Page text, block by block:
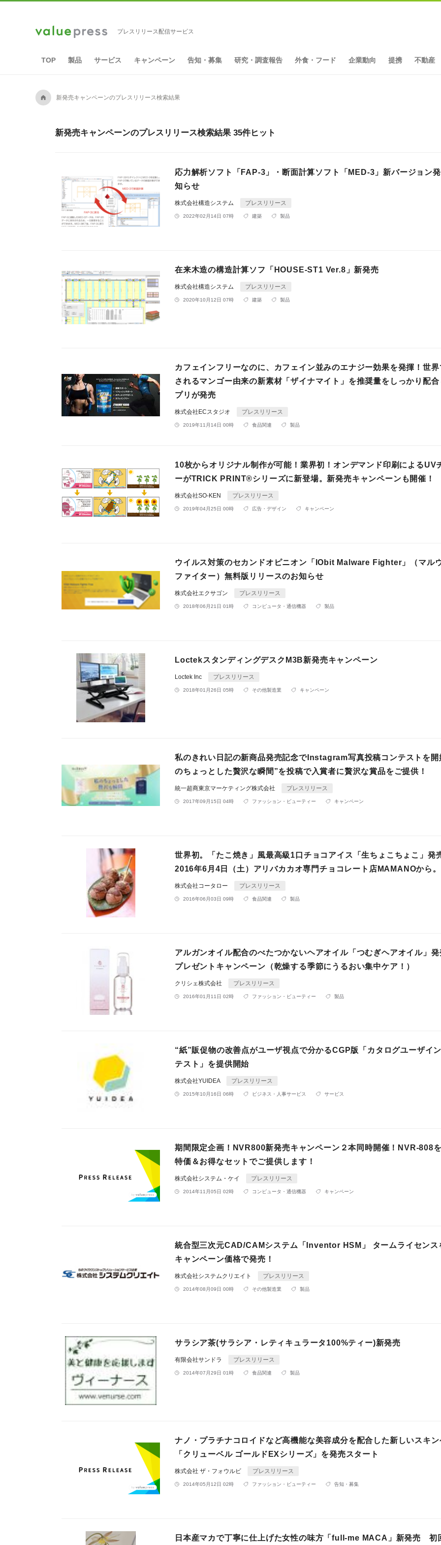
プレスリリース配信サービス
TOP 製品 サービス キャンペーン 告知・募集 研究・調査報告 外食・フード 企業動向 提携 不動産
A 新発売キャンペーンのプレスリリース検索結果
新発売キャンペーンのプレスリリース検索結果 35件ヒット
応力解析ソフト「FAP-3」・断面計算ソフト「MED-3」新バージョン
知らせ
株式会社構造システム プレスリリース
2022年02月14日 07時 建築 製品
在来木造の構造計算ソフ「HOUSE-ST1 Ver.8」新発売
株式会社構造システム プレスリリース
2020年10月12日 07時 建築 製品
カフェインフリーなのに、カフェイン並みのエナジー効果を発揮！世界
されるマンゴー由来の新素材「ザイナマイト」を推奨量をしっかり配合
プリが発売
株式会社ECスタジオ プレスリリース
2019年11月14日 00時 食品関連 製品
10枚からオリジナル制作が可能！業界初！オンデマンド印刷によるUV
ーがTRICK PRINT®シリーズに新登場。新発売キャンペーンも開催！
株式会社SO-KEN プレスリリース
2019年04月25日 00時 広告・デザイン キャンペーン
ウイルス対策のセカンドオピニオン「IObit Malware Fighter」（マル
ファイター）無料版リリースのお知らせ
株式会社エクサゴン プレスリリース
2018年06月21日 01時 コンピュータ・通信機器 製品
LoctekスタンディングデスクM3B新発売キャンペーン
Loctek Inc プレスリリース
2018年01月26日 05時 その他製造業 キャンペーン
私のきれい日記の新商品発売記念でInstagram写真投稿コンテストを開
のちょっとした贅沢な瞬間”を投稿で入賞者に贅沢な賞品をご提供！
統一超商東京マーケティング株式会社 プレスリリース
2017年09月15日 04時 ファッション・ビューティー キャンペーン
世界初。「たこ焼き」風最高級1口チョコアイス「生ちょこちょこ」発
2016年6月4日（土）アリバカカオ専門チョコレート店MAMANOから。
株式会社コータロー プレスリリース
2016年06月03日 09時 食品関連 製品
アルガンオイル配合のべたつかないヘアオイル「つむぎヘアオイル」発
プレゼントキャンペーン（乾燥する季節にうるおい集中ケア！）
クリシェ株式会社 プレスリリース
2016年01月11日 02時 ファッション・ビューティー 製品
“紙”販促物の改善点がユーザ視点で分かるCGP版「カタログユーザイ
テスト」を提供開始
株式会社YUIDEA プレスリリース
2015年10月16日 06時 ビジネス・人事サービス サービス
期間限定企画！NVR800新発売キャンペーン２本同時開催！NVR-808
特価＆お得なセットでご提供します！
株式会社システム・ケイ プレスリリース
2014年11月05日 02時 コンピュータ・通信機器 キャンペーン
統合型三次元CAD/CAMシステム「Inventor HSM」 タームライセンス
キャンペーン価格で発売！
株式会社システムクリエイト プレスリリース
2014年08月09日 00時 その他製造業 製品
サラシア茶(サラシア・レティキュラータ100%ティー)新発売
有限会社サンドラ プレスリリース
2014年07月29日 01時 食品関連 製品
ナノ・プラチナコロイドなど高機能な美容成分を配合した新しいスキン
「クリューベル ゴールドEXシリーズ」を発売スタート
株式会社 ザ・フォウルビ プレスリリース
2014年05月12日 02時 ファッション・ビューティー 告知・募集
日本産マカで丁寧に仕上げた女性の味方「full-me MACA」新発売 初